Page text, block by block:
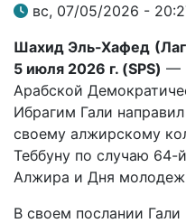
вс, 07/05/2026 -
Шахид Эль-Хафед
5 июля 2026 г. (SPS) —
Арабской
Ибрагим Гали
своему алжирскому
Теббуну по случаю
Алжира и Дня
В своем послании Гали